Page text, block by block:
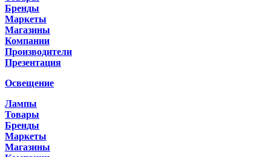
Бренды
Маркеты
Магазины
Компании
Производители
Презентация
Освещение
Лампы
Товары
Бренды
Маркеты
Магазины